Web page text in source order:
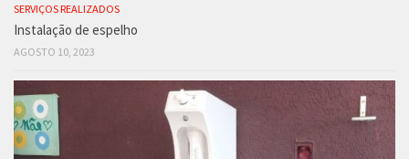
SERVIÇOS REALIZADOS
Instalação de espelho
AGOSTO 10, 2023